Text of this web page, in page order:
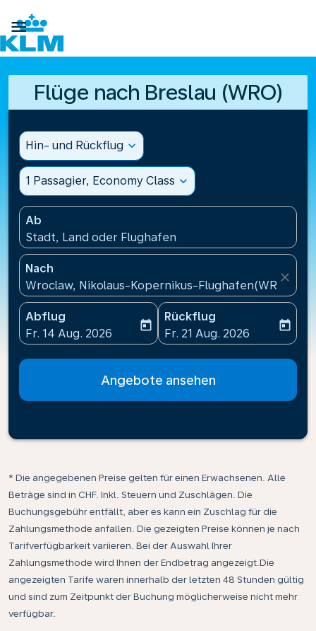

Flüge nach Breslau (WRO)
Hin- und Rückflug expand_more
1 Passagier, Economy Class expand_more
Ab
Stadt, Land oder Flughafen
Nach
Wroclaw, Nikolaus-Kopernikus-Flughafen(WRO),
close
Abflug
fc-booking-departure-date-aria-label
Fr. 14 Aug. 2026
today
Rückflug
fc-booking-return-date-
Fr. 21 Aug. 2026
today
Angebote ansehen
* Die angegebenen Preise gelten für einen Erwachsenen. Alle
Beträge sind in CHF. Inkl. Steuern und Zuschlägen. Die
Buchungsgebühr entfällt, aber es kann ein Zuschlag für die
Zahlungsmethode anfallen. Die gezeigten Preise können je nach
Tarifverfügbarkeit variieren. Bei der Auswahl Ihrer
Zahlungsmethode wird Ihnen der Endbetrag angezeigt.Die
angezeigten Tarife waren innerhalb der letzten 48 Stunden gültig
und sind zum Zeitpunkt der Buchung möglicherweise nicht mehr
verfügbar.